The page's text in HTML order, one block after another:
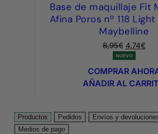
Base de maquillaje Fit
Afina Poros nº 118
Maybelline
8,95€ El
precio
original
era:
8,95€.
4,74€El
es:
NUEVO
COMPRAR
AÑADIR AL
Productos Pedidos
Envíos y
Medios de pago